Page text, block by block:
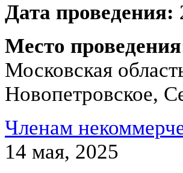
Дата проведения:
Место
Московская
Новопетровское,
Членам
14 мая, 2025